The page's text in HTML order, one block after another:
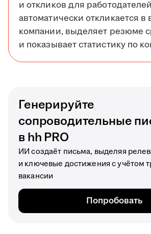
и откликов для
автоматически откликается
компании, выделяет резюме
и показывает статистику по
Генерируйте
сопроводительные
в hh PRO
ИИ создаёт письма, выделяя
и ключевые достижения с учётом
вакансии
Попробовать